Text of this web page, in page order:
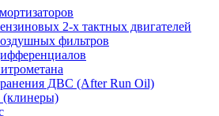
2-х тактных двигателей
фильтров
ДВС (After Run Oil)
(клинеры)